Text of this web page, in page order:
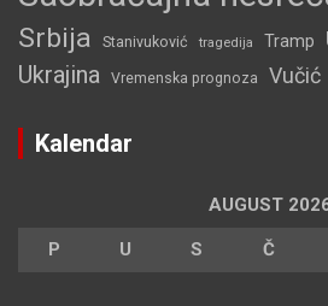
Srbija Stanivuković tragedija Tramp
Ukrajina Vremenska prognoza Vučić
Kalendar
AUGUST
P U S Č